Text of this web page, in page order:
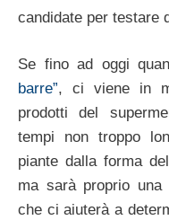
candidate per testare
Se fino ad oggi
barre”, ci viene in
prodotti del
tempi non troppo
piante dalla forma
ma sarà proprio una
che ci aiuterà a